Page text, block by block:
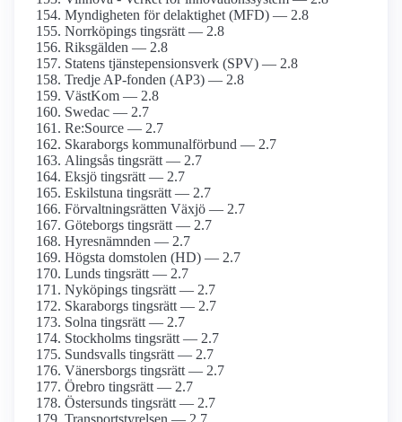
Myndigheten för delaktighet (MFD) — 2.8
Norrköpings tingsrätt — 2.8
Riksgälden — 2.8
Statens tjänste­pensions­verk (SPV) — 2.8
Tredje AP-fonden (AP3) — 2.8
VästKom — 2.8
Swedac — 2.7
Re:Source — 2.7
Skaraborgs kommunal­förbund — 2.7
Alingsås tingsrätt — 2.7
Eksjö tingsrätt — 2.7
Eskilstuna tingsrätt — 2.7
Förvaltningsrätten Växjö — 2.7
Göteborgs tingsrätt — 2.7
Hyres­nämnden — 2.7
Högsta domstolen (HD) — 2.7
Lunds tingsrätt — 2.7
Nyköpings tingsrätt — 2.7
Skaraborgs tingsrätt — 2.7
Solna tingsrätt — 2.7
Stockholms tingsrätt — 2.7
Sundsvalls tingsrätt — 2.7
Vänersborgs tingsrätt — 2.7
Örebro tingsrätt — 2.7
Östersunds tingsrätt — 2.7
Transport­styrelsen — 2.7